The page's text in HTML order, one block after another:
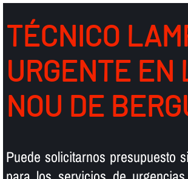
TÉCNICO
URGENTE EN
NOU DE
Puede solicitarnos presupuesto